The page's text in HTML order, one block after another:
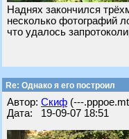
Наднях закончился
несколько фотографий
что удалось
Re: Однако я его построил
Автор: Скиф (---
Дата: 19-09-07 18:51